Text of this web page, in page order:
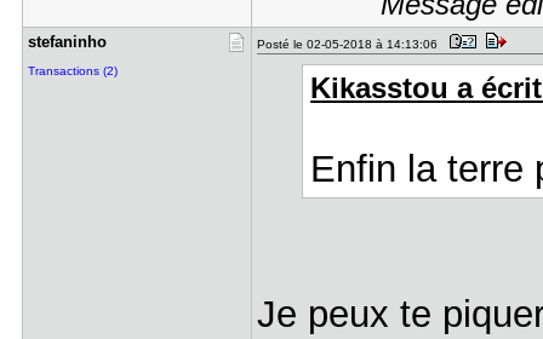
stefaninho
Transactions (2)
Posté le 02-05-2018 à 14:13:06
Kikasstou a
Enfin la terre
Je peux te